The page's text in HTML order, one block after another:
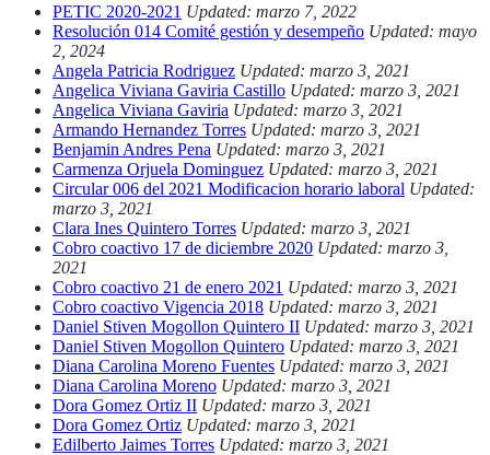
PETIC 2020-2021 Updated: marzo 7, 2022
Resolución 014 Comité gestión y desempeño Updated: mayo
2, 2024
Angela Patricia Rodriguez Updated: marzo 3, 2021
Angelica Viviana Gaviria Castillo Updated: marzo 3, 2021
Angelica Viviana Gaviria Updated: marzo 3, 2021
Armando Hernandez Torres Updated: marzo 3, 2021
Benjamin Andres Pena Updated: marzo 3, 2021
Carmenza Orjuela Dominguez Updated: marzo 3, 2021
Circular 006 del 2021 Modificacion horario laboral Updated:
marzo 3, 2021
Clara Ines Quintero Torres Updated: marzo 3, 2021
Cobro coactivo 17 de diciembre 2020 Updated: marzo 3,
2021
Cobro coactivo 21 de enero 2021 Updated: marzo 3, 2021
Cobro coactivo Vigencia 2018 Updated: marzo 3, 2021
Daniel Stiven Mogollon Quintero II Updated: marzo 3, 2021
Daniel Stiven Mogollon Quintero Updated: marzo 3, 2021
Diana Carolina Moreno Fuentes Updated: marzo 3, 2021
Diana Carolina Moreno Updated: marzo 3, 2021
Dora Gomez Ortiz II Updated: marzo 3, 2021
Dora Gomez Ortiz Updated: marzo 3, 2021
Edilberto Jaimes Torres Updated: marzo 3, 2021